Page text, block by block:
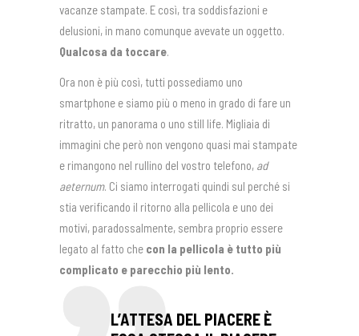
vacanze stampate. E così, tra soddisfazioni e
delusioni, in mano comunque avevate un oggetto.
Qualcosa da toccare.
Ora non è più così, tutti possediamo uno
smartphone e siamo più o meno in grado di fare un
ritratto, un panorama o uno still life. Migliaia di
immagini che però non vengono quasi mai stampate
e rimangono nel rullino del vostro telefono, ad
aeternum. Ci siamo interrogati quindi sul perché si
stia verificando il ritorno alla pellicola e uno dei
motivi, paradossalmente, sembra proprio essere
legato al fatto che con la pellicola è tutto più
complicato e parecchio più lento.
L’ATTESA DEL PIACERE È